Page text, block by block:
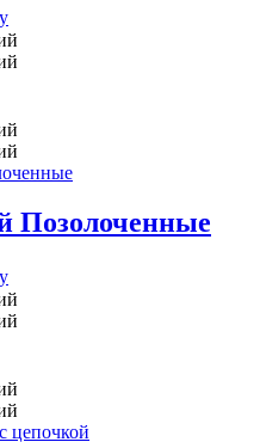
Позолоченные